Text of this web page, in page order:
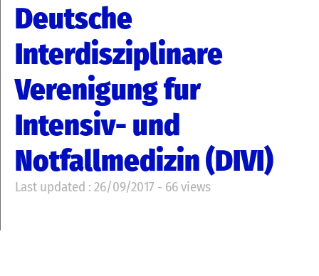
Deutsche
Interdisziplinare
Verenigung fur
Intensiv- und
Notfallmedizin (DIVI)
Last updated : 26/09/2017 - 66 views